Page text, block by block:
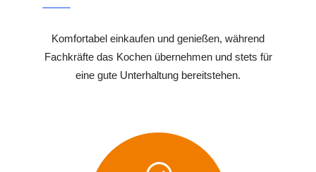
Komfortabel einkaufen und genießen, während
Fachkräfte das Kochen übernehmen und stets für
eine gute Unterhaltung bereitstehen.